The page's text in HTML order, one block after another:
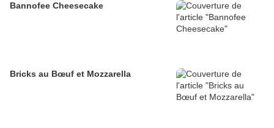
Bannofee Cheesecake
Bricks au Bœuf et Mozzarella